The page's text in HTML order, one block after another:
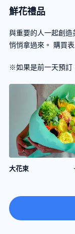
鮮花禮品
與重要的人一起創
悄悄拿過來。 購買
※如果是前一天預訂
大花束